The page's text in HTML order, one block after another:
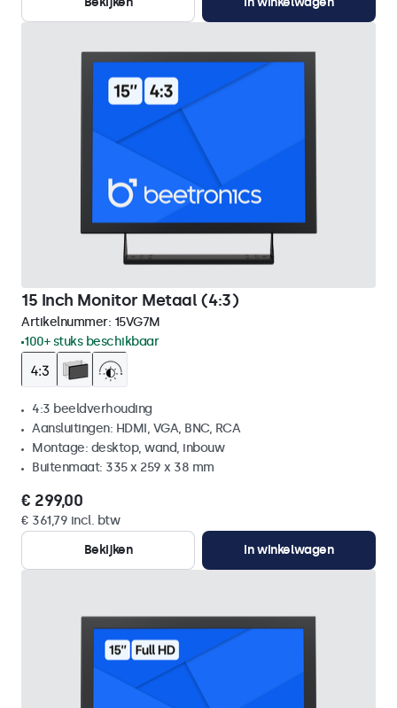
15 Inch Monitor Metaal (4:3)
Artikelnummer: 15VG7M
100+ stuks beschikbaar
4:3 beeldverhouding
Aansluitingen: HDMI, VGA, BNC, RCA
Montage: desktop, wand, inbouw
Buitenmaat: 335 x 259 x 38 mm
€ 299,00
€ 361,79 incl. btw
Bekijken
In winkelwagen